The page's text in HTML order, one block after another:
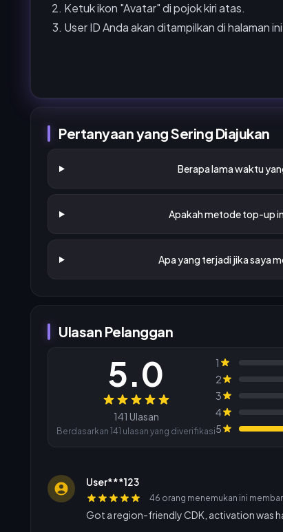
Ketuk ikon "Avatar" di pojok kiri atas.
User ID Anda akan ditampilkan di halaman
Pertanyaan yang Sering Diajukan
Berapa lama waktu
Apakah metode top-up
Apa yang terjadi jika saya
Ulasan Pelanggan
5.0
141 Ulasan
Berdasarkan 141 ulasan yang diverifikasi
1
2
3
4
5
User***123
46 orang menemukan ini
Got a region-friendly CDK, activation was